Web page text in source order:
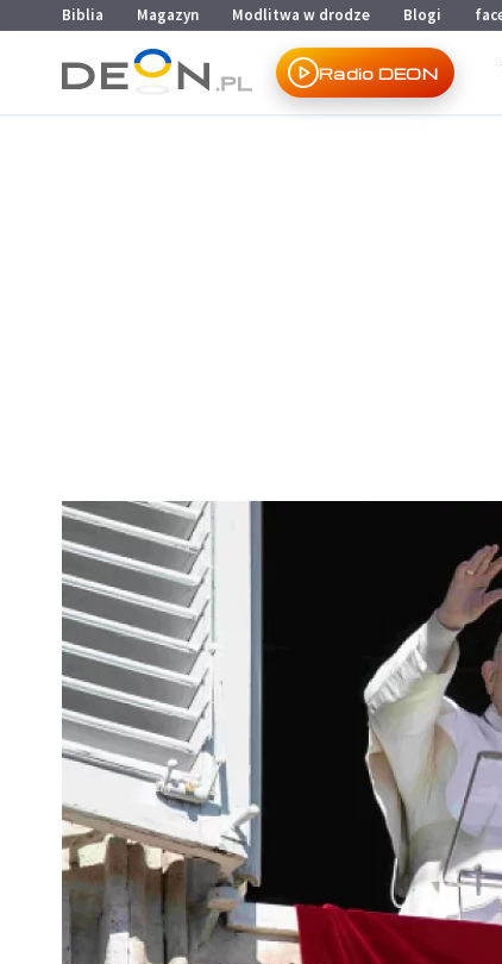
Przejdź do menu głównego
Przejdź do treści
Biblia Magazyn Modlitwa w drodze Blogi
Radio DEON